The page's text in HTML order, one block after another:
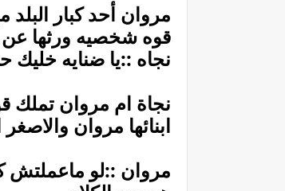
مروان أحد كبار
قوه شخصيه ورثها عن
نجاه ::يا ضنايه خليك
نجاة ام مروان تملك
ابنائها مروان
مروان ::لو ماعملتش